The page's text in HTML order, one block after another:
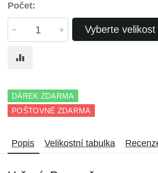
Počet:
Vyberte velikost
DÁREK ZDARMA
POŠTOVNÉ ZDARMA
Popis Velikostní tabulka